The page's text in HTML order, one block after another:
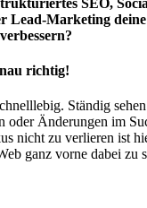
Lead-Marketing
richtig!
Ständig
oder Änderungen im
nicht zu verlieren ist
ganz vorne dabei zu